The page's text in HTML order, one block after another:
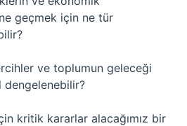
geçmek için ne tür
ve toplumun geleceği
dengelenebilir?
kritik kararlar alacağımız bir